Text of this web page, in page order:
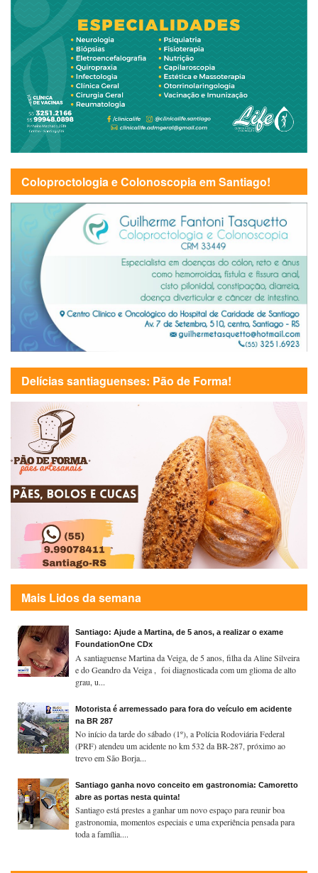
Coloproctologia e Colonoscopia em Santiago!
Delícias santiaguenses: Pão de Forma!
Mais Lidos da semana
Santiago: Ajude a Martina, de 5 anos, a realizar o exame
FoundationOne CDx
A santiaguense Martina da Veiga, de 5 anos, filha da Aline Silveira
e do Geandro da Veiga , foi diagnosticada com um glioma de alto
grau, u...
Motorista é arremessado para fora do veículo em acidente
na BR 287
No início da tarde do sábado (1º), a Polícia Rodoviária Federal
(PRF) atendeu um acidente no km 532 da BR-287, próximo ao
trevo em São Borja...
Santiago ganha novo conceito em gastronomia: Camoretto
abre as portas nesta quinta!
Santiago está prestes a ganhar um novo espaço para reunir boa
gastronomia, momentos especiais e uma experiência pensada para
toda a família....